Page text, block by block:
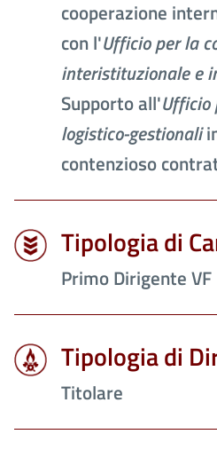
cooperazione
con l'Ufficio per la
interistituzionale e
Supporto all'
logistico-gestionali
contenzioso
Tipologia di
Primo Dirigente VF
Tipologia di
Titolare